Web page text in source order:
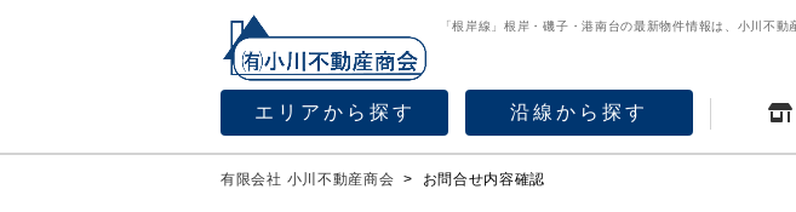
「根岸線」根岸・磯子・港南台の最新物件情報は、小川不動
エリアから探す 沿線から探す
有限会社 小川不動産商会 > お問合せ内容確認